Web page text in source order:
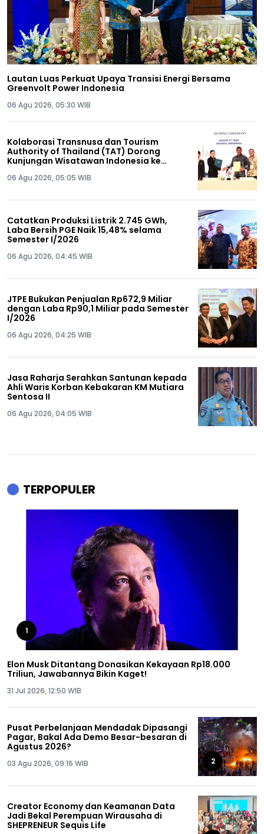
Lautan Luas Perkuat Upaya Transisi Energi Bersama
Greenvolt Power Indonesia
06 Agu 2026, 05:30 WIB
Kolaborasi Transnusa dan Tourism
Authority of Thailand (TAT) Dorong
Kunjungan Wisatawan Indonesia ke
06 Agu 2026, 05:05 WIB
Catatkan Produksi Listrik 2.745 GWh,
Laba Bersih PGE Naik 15,48% selama
Semester I/2026
06 Agu 2026, 04:45 WIB
JTPE Bukukan Penjualan Rp672,9 Miliar
dengan Laba Rp90,1 Miliar pada Semester
I/2026
06 Agu 2026, 04:25 WIB
Jasa Raharja Serahkan Santunan kepada
Ahli Waris Korban Kebakaran KM Mutiara
Sentosa II
06 Agu 2026, 04:05 WIB
TERPOPULER
1
Elon Musk Ditantang Donasikan Kekayaan Rp18.000
Triliun, Jawabannya Bikin Kaget!
31 Jul 2026, 12:50 WIB
Pusat Perbelanjaan Mendadak Dipasangi
Pagar, Bakal Ada Demo Besar-besaran di
Agustus 2026?
03 Agu 2026, 09:16 WIB 2
Creator Economy dan Keamanan Data
Jadi Bekal Perempuan Wirausaha di
SHEPRENEUR Sequis Life